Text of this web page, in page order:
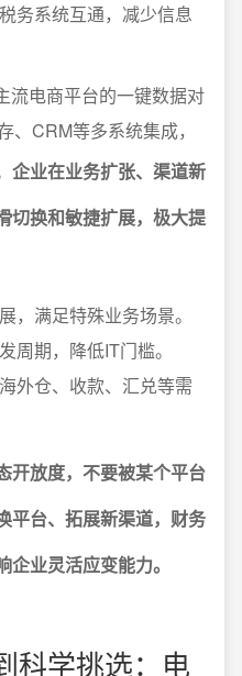
务系统互通，减少信息
流电商平台的一键数据对
CRM等多系统集成，
企业在业务扩张、渠道新
切换和敏捷扩展，极大提
，满足特殊业务场景。
周期，降低IT门槛。
外仓、收款、汇兑等需
开放度，不要被某个平台
平台、拓展新渠道，财务
业灵活应变能力。
科学挑选：电